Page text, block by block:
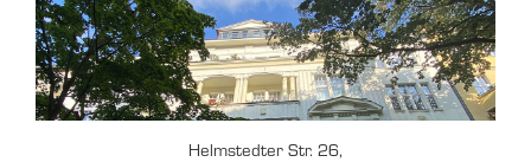
Helmstedter Str. 26,